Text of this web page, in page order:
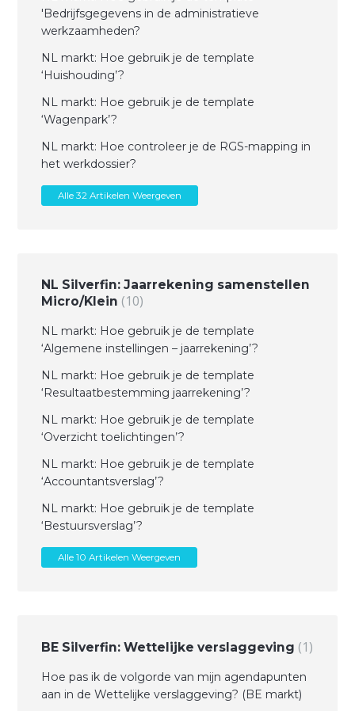
'Bedrijfsgegevens in de administratieve
werkzaamheden?
NL markt: Hoe gebruik je de template
‘Huishouding’?
NL markt: Hoe gebruik je de template
‘Wagenpark’?
NL markt: Hoe controleer je de RGS-mapping in
het werkdossier?
Alle 32 Artikelen Weergeven
NL Silverfin: Jaarrekening samenstellen
Micro/Klein
10
NL markt: Hoe gebruik je de template
‘Algemene instellingen – jaarrekening’?
NL markt: Hoe gebruik je de template
‘Resultaatbestemming jaarrekening’?
NL markt: Hoe gebruik je de template
‘Overzicht toelichtingen’?
NL markt: Hoe gebruik je de template
‘Accountantsverslag’?
NL markt: Hoe gebruik je de template
‘Bestuursverslag’?
Alle 10 Artikelen Weergeven
BE Silverfin: Wettelijke verslaggeving 1
Hoe pas ik de volgorde van mijn agendapunten
aan in de Wettelijke verslaggeving? (BE markt)